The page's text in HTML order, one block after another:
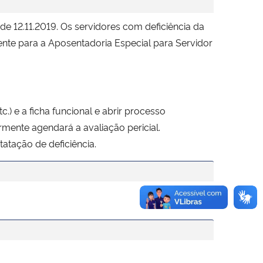
12.11.2019. Os servidores com deficiência da
para a Aposentadoria Especial para Servidor
e a ficha funcional e abrir processo
agendará a avaliação pericial.
de deficiência.